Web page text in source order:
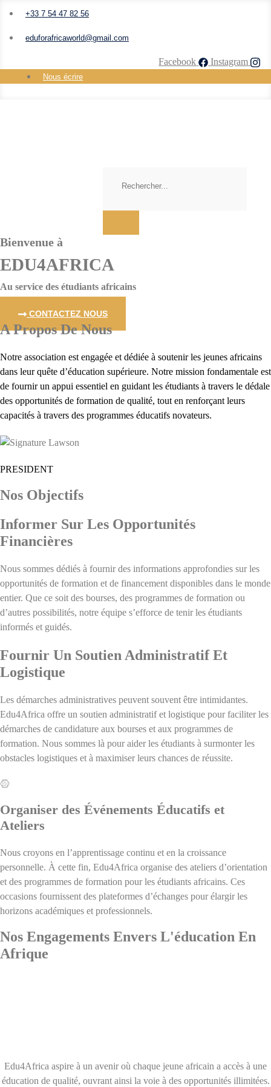
+33 7 54 47 82 56
eduforafricaworld@gmail.com
Facebook Instagram
Nous écrire
Bienvenue à
EDU4AFRICA
Au service des étudiants africains
CONTACTEZ NOUS
A Propos De Nous
Notre association est engagée et dédiée à soutenir les jeunes africains
dans leur quête d’éducation supérieure. Notre mission fondamentale est
de fournir un appui essentiel en guidant les étudiants à travers le dédale
des opportunités de formation de qualité, tout en renforçant leurs
capacités à travers des programmes éducatifs novateurs.
PRESIDENT
Nos Objectifs
Informer Sur Les Opportunités
Financières
Nous sommes dédiés à fournir des informations approfondies sur les
opportunités de formation et de financement disponibles dans le monde
entier. Que ce soit des bourses, des programmes de formation ou
d’autres possibilités, notre équipe s’efforce de tenir les étudiants
informés et guidés.
Fournir Un Soutien Administratif Et
Logistique
Les démarches administratives peuvent souvent être intimidantes.
Edu4Africa offre un soutien administratif et logistique pour faciliter les
démarches de candidature aux bourses et aux programmes de
formation. Nous sommes là pour aider les étudiants à surmonter les
obstacles logistiques et à maximiser leurs chances de réussite.
Organiser des Événements Éducatifs et
Ateliers
Nous croyons en l’apprentissage continu et en la croissance
personnelle. À cette fin, Edu4Africa organise des ateliers d’orientation
et des programmes de formation pour les étudiants africains. Ces
occasions fournissent des plateformes d’échanges pour élargir les
horizons académiques et professionnels.
Nos Engagements Envers L'éducation En
Afrique
Edu4Africa aspire à un avenir où chaque jeune africain a accès à une
éducation de qualité, ouvrant ainsi la voie à des opportunités illimitées.